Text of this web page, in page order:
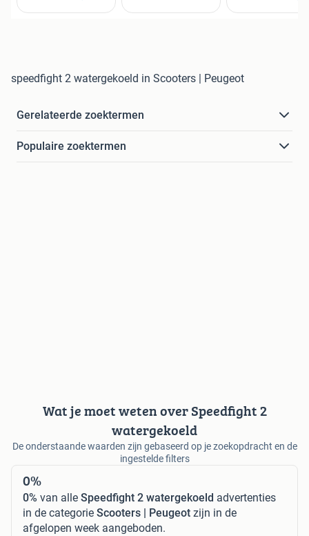
speedfight 2 watergekoeld in Scooters | Peugeot
Gerelateerde zoektermen
Populaire zoektermen
Wat je moet weten over Speedfight 2
watergekoeld
De onderstaande waarden zijn gebaseerd op je zoekopdracht en de
ingestelde filters
0%
0% van alle Speedfight 2 watergekoeld advertenties
in de categorie Scooters | Peugeot zijn in de
afgelopen week aangeboden.